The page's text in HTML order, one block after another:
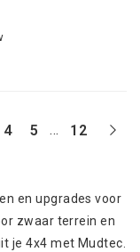
4 5 ... 12
en upgrades voor
zwaar terrein en
je 4x4 met Mudtec.